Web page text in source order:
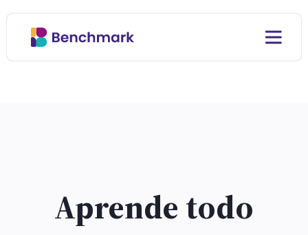
Aprende todo